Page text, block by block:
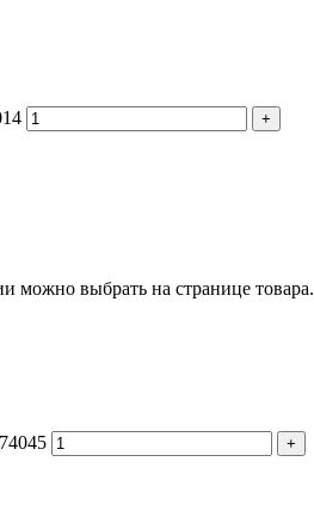
+
можно выбрать на странице товара.
+